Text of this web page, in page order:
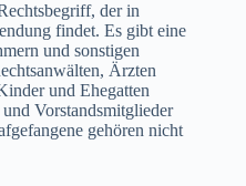
der in
findet. Es gibt eine
und sonstigen
Ärzten
und Ehegatten
Vorstandsmitglieder
gehören nicht